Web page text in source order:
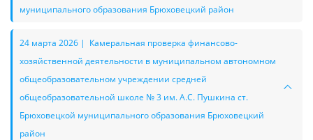
муниципального образования Брюховецкий район
24 марта 2026 | Камеральная проверка финансово-
хозяйственной деятельности в муниципальном автономном
общеобразовательном учреждении средней
общеобразовательной школе № 3 им. А.С. Пушкина ст.
Брюховецкой муниципального образования Брюховецкий
район